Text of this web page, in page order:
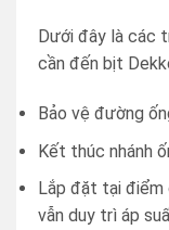
Dưới đây là các
cần đến bịt
Bảo vệ đường
Kết thúc nhánh
Lắp đặt tại điểm
vẫn duy trì áp